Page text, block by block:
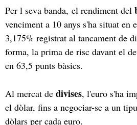
Per l seva banda, el rendiment del
venciment a 10 anys s'ha situat en
3,175% registrat al tancament de
forma, la prima de risc davant el
en 63,5 punts bàsics.
Al mercat de divises, l'euro s'ha
el dòlar, fins a negociar-se a un
dòlars per cada euro.